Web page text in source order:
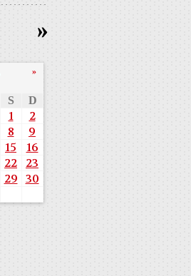
»
S D
1
2
8
9
15
16
22
23
29 30